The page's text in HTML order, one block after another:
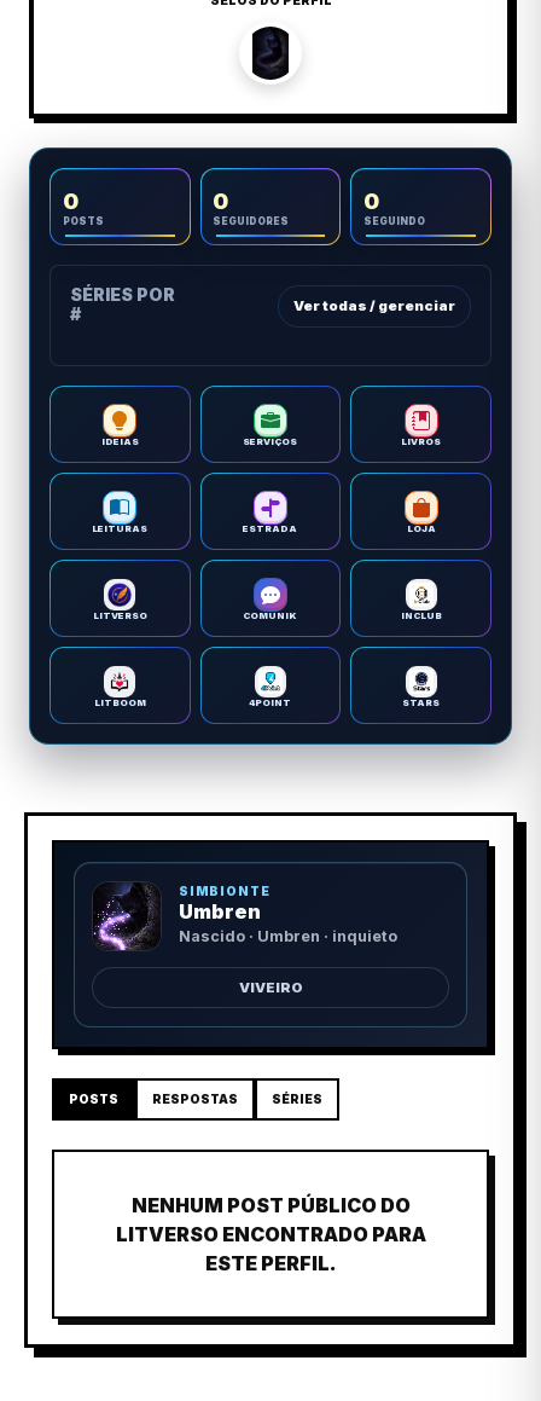
0
POSTS
0
SEGUIDORES
0
SEGUINDO
SÉRIES POR
#
Ver todas / gerenciar
IDEIAS SERVIÇOS LIVROS
LEITURAS ESTRADA LOJA
LITVERSO COMUNIK INCLUB
LITBOOM 4POINT STARS
SIMBIONTE
Umbren
Nascido · Umbren · inquieto
VIVEIRO
POSTS RESPOSTAS SÉRIES
NENHUM POST PÚBLICO DO
LITVERSO ENCONTRADO PARA
ESTE PERFIL.